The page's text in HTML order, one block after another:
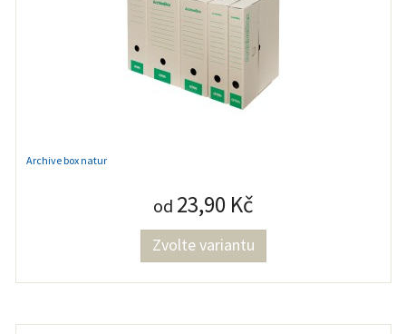
Archive box natur
od 23,90 Kč
Zvolte variantu